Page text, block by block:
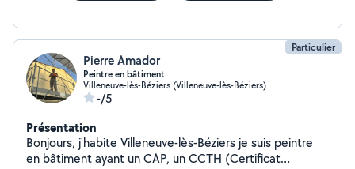
Particulier
Pierre Amador
Peintre en bâtiment
Villeneuve-lès-Béziers (Villeneuve-lès-Béziers)
-/5
Présentation
Bonjours, j'habite Villeneuve-lès-Béziers je suis peintre
en bâtiment ayant un CAP, un CCTH (Certificat